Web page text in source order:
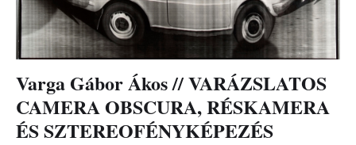
Varga Gábor Ákos // VARÁZSLATOS
CAMERA OBSCURA, RÉSKAMERA
ÉS SZTEREOFÉNYKÉPEZÉS